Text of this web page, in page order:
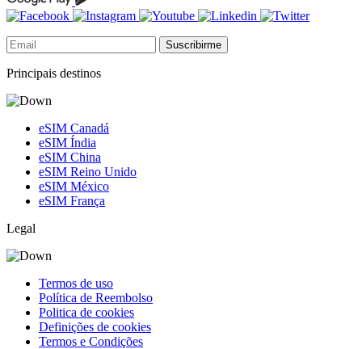
Suscribirme
Principais destinos
eSIM Canadá
eSIM Índia
eSIM China
eSIM Reino Unido
eSIM México
eSIM França
Legal
Termos de uso
Política de Reembolso
Politica de cookies
Definições de cookies
Termos e Condições